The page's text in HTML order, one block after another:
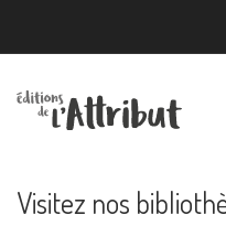
Visitez nos